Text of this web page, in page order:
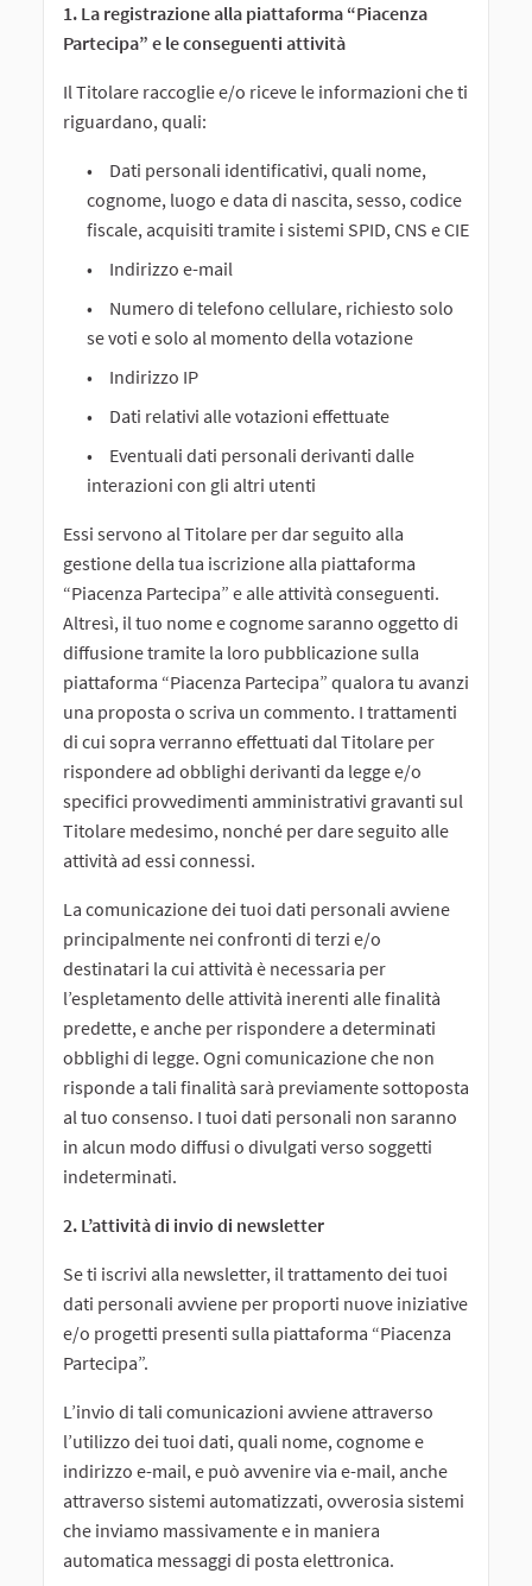
1. La registrazione alla piattaforma “Piacenza
Partecipa” e le conseguenti attività
Il Titolare raccoglie e/o riceve le informazioni che ti
riguardano, quali:
Dati personali identificativi, quali nome,
cognome, luogo e data di nascita, sesso, codice
fiscale, acquisiti tramite i sistemi SPID, CNS e CIE
Indirizzo e-mail
Numero di telefono cellulare, richiesto solo
se voti e solo al momento della votazione
Indirizzo IP
Dati relativi alle votazioni effettuate
Eventuali dati personali derivanti dalle
interazioni con gli altri utenti
Essi servono al Titolare per dar seguito alla
gestione della tua iscrizione alla piattaforma
“Piacenza Partecipa” e alle attività conseguenti.
Altresì, il tuo nome e cognome saranno oggetto di
diffusione tramite la loro pubblicazione sulla
piattaforma “Piacenza Partecipa” qualora tu avanzi
una proposta o scriva un commento. I trattamenti
di cui sopra verranno effettuati dal Titolare per
rispondere ad obblighi derivanti da legge e/o
specifici provvedimenti amministrativi gravanti sul
Titolare medesimo, nonché per dare seguito alle
attività ad essi connessi.
La comunicazione dei tuoi dati personali avviene
principalmente nei confronti di terzi e/o
destinatari la cui attività è necessaria per
l’espletamento delle attività inerenti alle finalità
predette, e anche per rispondere a determinati
obblighi di legge. Ogni comunicazione che non
risponde a tali finalità sarà previamente sottoposta
al tuo consenso. I tuoi dati personali non saranno
in alcun modo diffusi o divulgati verso soggetti
indeterminati.
2. L’attività di invio di newsletter
Se ti iscrivi alla newsletter, il trattamento dei tuoi
dati personali avviene per proporti nuove iniziative
e/o progetti presenti sulla piattaforma “Piacenza
Partecipa”.
L’invio di tali comunicazioni avviene attraverso
l’utilizzo dei tuoi dati, quali nome, cognome e
indirizzo e-mail, e può avvenire via e-mail, anche
attraverso sistemi automatizzati, ovverosia sistemi
che inviamo massivamente e in maniera
automatica messaggi di posta elettronica.